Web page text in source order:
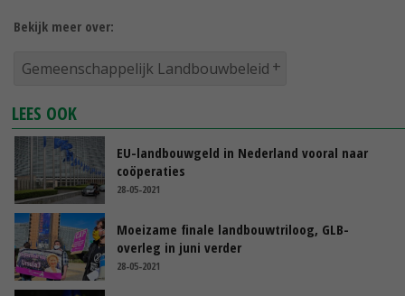
Bekijk meer over:
Gemeenschappelijk Landbouwbeleid
LEES OOK
EU-landbouwgeld in Nederland vooral naar
coöperaties
28-05-2021
Moeizame finale landbouwtriloog, GLB-
overleg in juni verder
28-05-2021